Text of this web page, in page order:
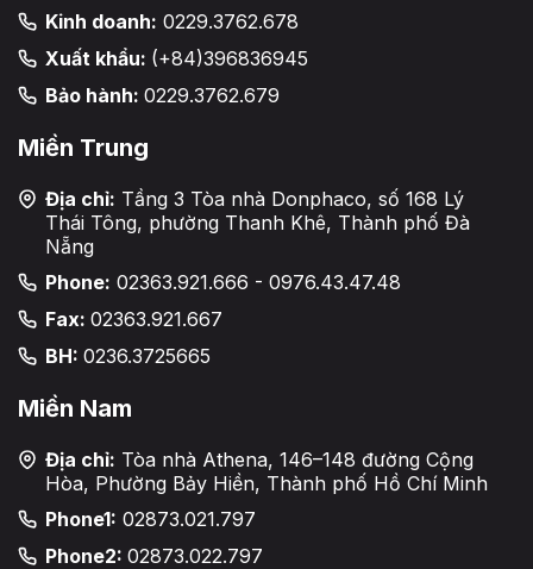
Kinh doanh: 0229.3762.678
Xuất khẩu: (+84)396836945
Bảo hành: 0229.3762.679
Miền Trung
Địa chỉ: Tầng 3 Tòa nhà Donphaco, số 168 Lý
Thái Tông, phường Thanh Khê, Thành phố Đà
Nẵng
Phone: 02363.921.666 - 0976.43.47.48
Fax: 02363.921.667
BH: 0236.3725665
Miền Nam
Địa chỉ: Tòa nhà Athena, 146–148 đường Cộng
Hòa, Phường Bảy Hiền, Thành phố Hồ Chí Minh
Phone1: 02873.021.797
Phone2: 02873.022.797